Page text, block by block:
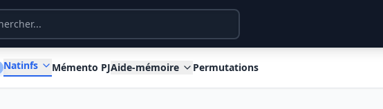
Natinfs Mémento PJAide-mémoire Permutations